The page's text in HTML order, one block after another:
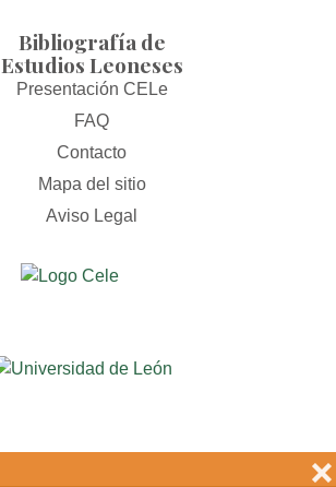
❌
Bibliografía de
Estudios Leoneses
Presentación CELe
FAQ
Contacto
Mapa del sitio
Aviso Legal